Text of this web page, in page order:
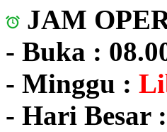
JAM
- Buka :
- Minggu :
- Hari Besar :